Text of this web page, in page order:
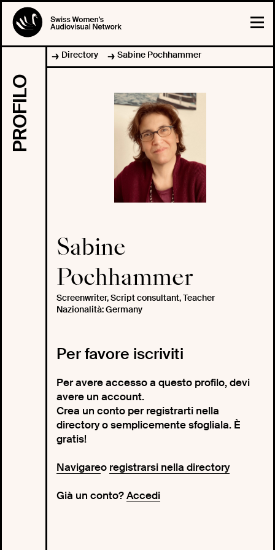
Directory Sabine Pochhammer
PROFILO
Sabine
Pochhammer
Screenwriter, Script consultant, Teacher
Nazionalità: Germany
Per favore iscriviti
Per avere accesso a questo profilo, devi
avere un account.
Crea un conto per registrarti nella
directory o semplicemente sfogliala. È
gratis!
Navigareo registrarsi nella directory
Già un conto?Accedi